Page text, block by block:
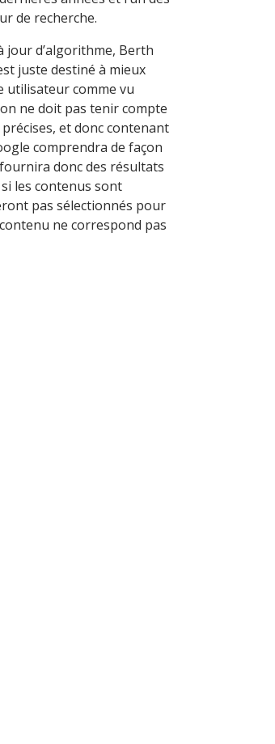
de recherche.
jour d’algorithme, Berth
juste destiné à mieux
utilisateur comme vu
ne doit pas tenir compte
et donc contenant
comprendra de façon
donc des résultats
les contenus sont
pas sélectionnés pour
ne correspond pas